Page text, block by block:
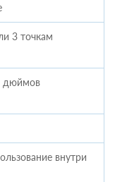
3 точкам
дюймов
внутри